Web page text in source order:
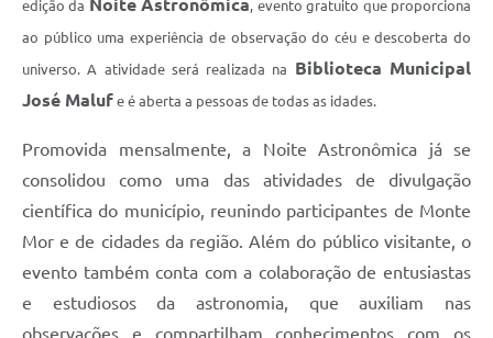
edição da Noite Astronômica, evento gratuito que proporciona
ao público uma experiência de observação do céu e descoberta do
universo. A atividade será realizada na Biblioteca Municipal
José Maluf e é aberta a pessoas de todas as idades.
Promovida mensalmente, a Noite Astronômica já se
consolidou como uma das atividades de divulgação
científica do município, reunindo participantes de Monte
Mor e de cidades da região. Além do público visitante, o
evento também conta com a colaboração de entusiastas
e estudiosos da astronomia, que auxiliam nas
observações e compartilham conhecimentos com os